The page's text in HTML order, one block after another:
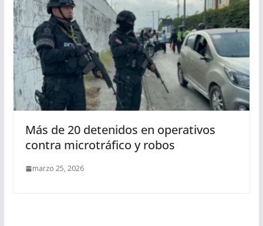
Más de 20 detenidos en operativos
contra microtráfico y robos
marzo 25, 2026